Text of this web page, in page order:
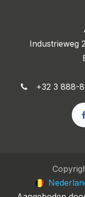
Industrieweg
+32 3 888-